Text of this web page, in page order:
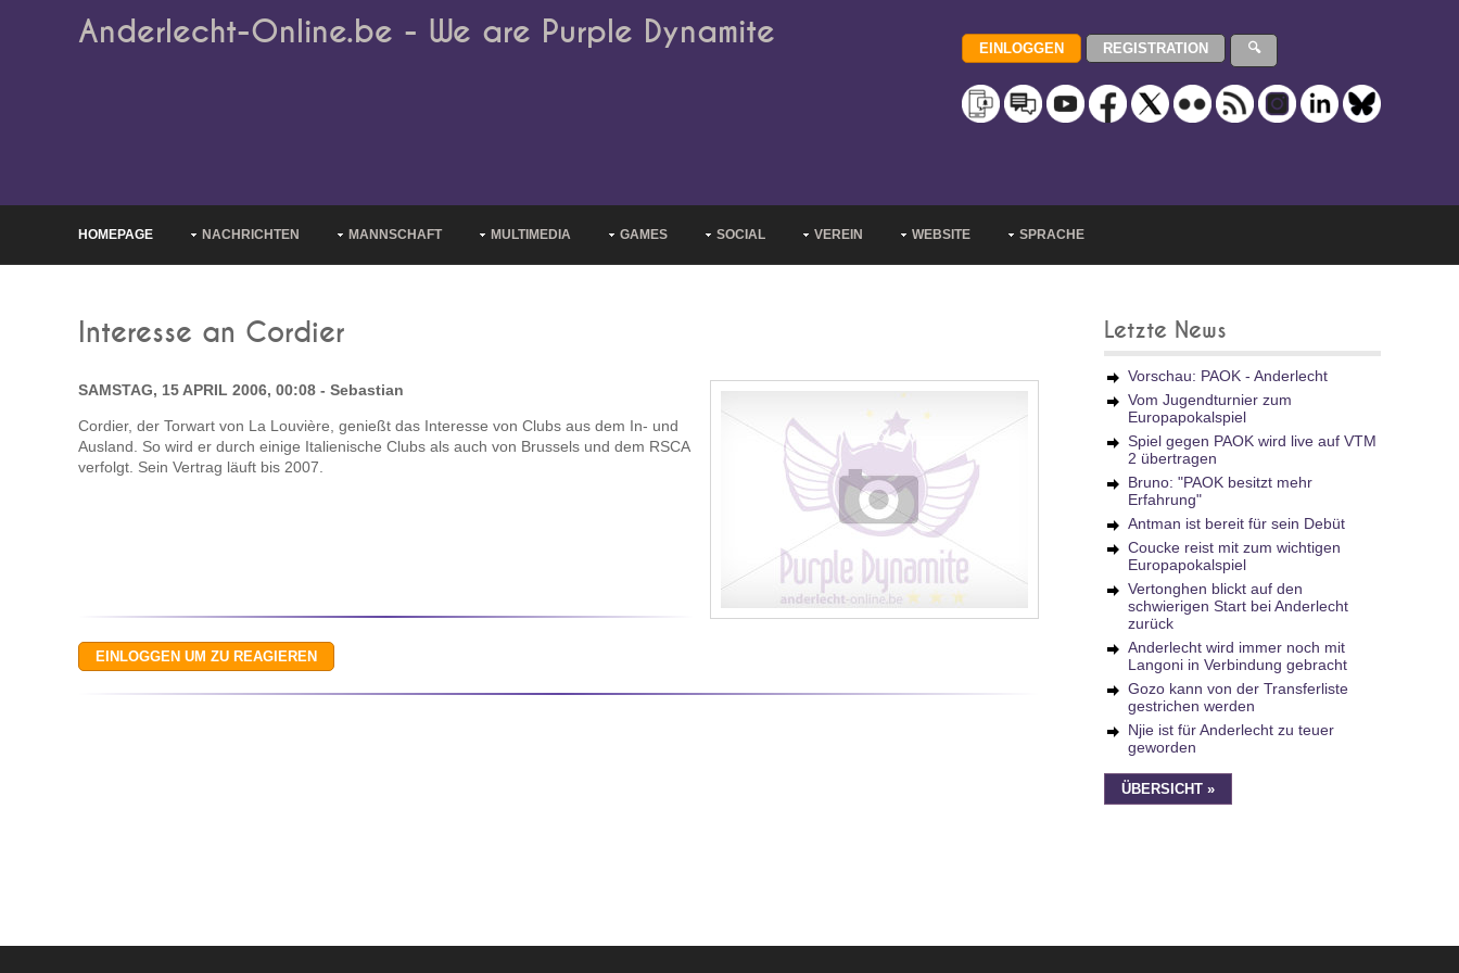
Anderlecht-Online.be - We are Purple Dynamite
HOMEPAGE NACHRICHTEN MANNSCHAFT MULTIMEDIA GAMES SOCIAL VEREIN WEBSITE SPRACHE
Interesse an Cordier
SAMSTAG, 15 APRIL 2006, 00:08 - Sebastian
Cordier, der Torwart von La Louvière, genießt das Interesse von Clubs aus dem In- und
Ausland. So wird er durch einige Italienische Clubs als auch von Brussels und dem RSCA
verfolgt. Sein Vertrag läuft bis 2007.
Letzte News
Vorschau: PAOK - Anderlecht
Vom Jugendturnier zum
Europapokalspiel
Spiel gegen PAOK wird live auf VTM
2 übertragen
Bruno: "PAOK besitzt mehr
Erfahrung"
Antman ist bereit für sein Debüt
Coucke reist mit zum wichtigen
Europapokalspiel
Vertonghen blickt auf den
schwierigen Start bei Anderlecht
zurück
Anderlecht wird immer noch mit
Langoni in Verbindung gebracht
Gozo kann von der Transferliste
gestrichen werden
Njie ist für Anderlecht zu teuer
geworden
ÜBERSICHT »